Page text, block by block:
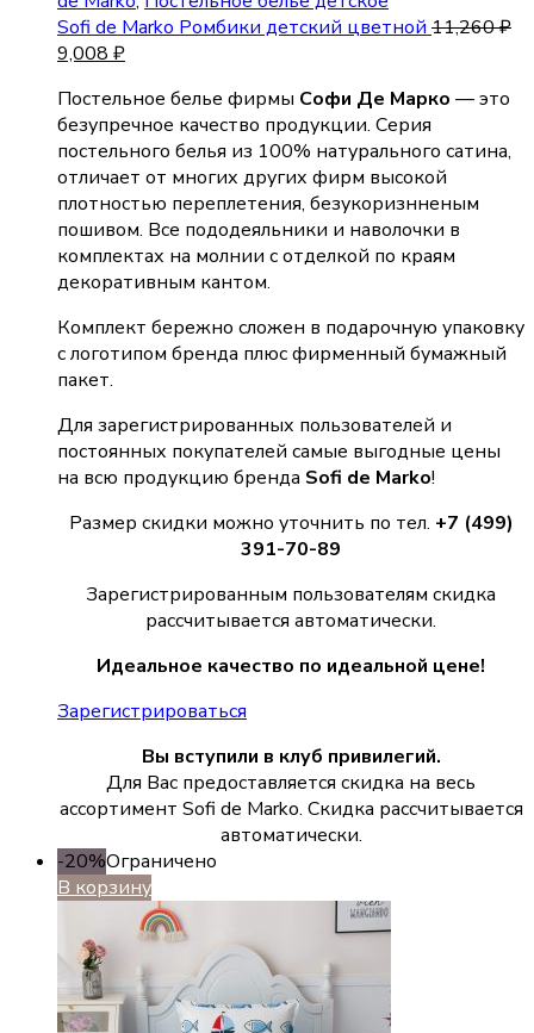
Sofi de Marko Ромбики детский цветной 11,260₽
9,008 ₽
Постельное белье фирмы Софи Де Марко — это
безупречное качество продукции. Серия
постельного белья из 100% натурального сатина,
отличает от многих других фирм высокой
плотностью переплетения, безукоризнненым
пошивом. Все пододеяльники и наволочки в
комплектах на молнии с отделкой по краям
декоративным кантом.
Комплект бережно сложен в подарочную упаковку
с логотипом бренда плюс фирменный бумажный
пакет.
Для зарегистрированных пользователей и
постоянных покупателей самые выгодные цены
на всю продукцию бренда Sofi de Marko!
Размер скидки можно уточнить по тел. +7 (499)
391-70-89
Зарегистрированным пользователям скидка
рассчитывается автоматически.
Идеальное качество по идеальной цене!
Зарегистрироваться
Вы вступили в клуб привилегий.
Для Вас предоставляется скидка на весь
ассортимент Sofi de Marko. Скидка рассчитывается
автоматически.
-20%Ограничено
В корзину